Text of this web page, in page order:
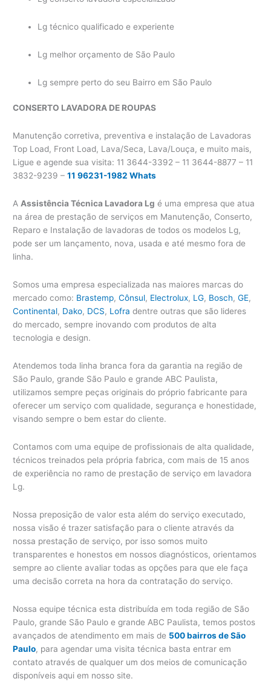
Lg técnico qualificado e experiente
Lg melhor orçamento de São Paulo
Lg sempre perto do seu Bairro em São Paulo
CONSERTO LAVADORA DE ROUPAS
Manutenção corretiva, preventiva e instalação de Lavadoras
Top Load, Front Load, Lava/Seca, Lava/Louça, e muito mais,
Ligue e agende sua visita: 11 3644-3392 – 11 3644-8877 – 11
3832-9239 –11 96231-1982 Whats
AAssistência Técnica Lavadora Lg é uma empresa que atua
na área de prestação de serviços em Manutenção, Conserto,
Reparo e Instalação de lavadoras de todos os modelos Lg,
pode ser um lançamento, nova, usada e até mesmo fora de
linha.
Somos uma empresa especializada nas maiores marcas do
mercado como: Brastemp,Cônsul, Electrolux, LG, Bosch,GE,
Continental, Dako, DCS, Lofra dentre outras que são lideres
do mercado, sempre inovando com produtos de alta
tecnologia e design.
Atendemos toda linha branca fora da garantia na região de
São Paulo, grande São Paulo e grande ABC Paulista,
utilizamos sempre peças originais do próprio fabricante para
oferecer um serviço com qualidade, segurança e honestidade,
visando sempre o bem estar do cliente.
Contamos com uma equipe de profissionais de alta qualidade,
técnicos treinados pela própria fabrica, com mais de 15 anos
de experiência no ramo de prestação de serviço em lavadora
Lg.
Nossa preposição de valor esta além do serviço executado,
nossa visão é trazer satisfação para o cliente através da
nossa prestação de serviço, por isso somos muito
transparentes e honestos em nossos diagnósticos, orientamos
sempre ao cliente avaliar todas as opções para que ele faça
uma decisão correta na hora da contratação do serviço.
Nossa equipe técnica esta distribuída em toda região de São
Paulo, grande São Paulo e grande ABC Paulista, temos postos
avançados de atendimento em mais de 500 bairros de São
Paulo, para agendar uma visita técnica basta entrar em
contato através de qualquer um dos meios de comunicação
disponíveis aqui em nosso site.